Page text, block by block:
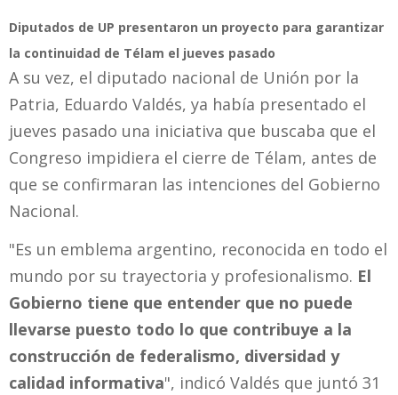
Diputados de UP presentaron un proyecto para garantizar
la continuidad de Télam el jueves pasado
A su vez, el diputado nacional de Unión por la
Patria, Eduardo Valdés, ya había presentado el
jueves pasado una iniciativa que buscaba que el
Congreso impidiera el cierre de Télam, antes de
que se confirmaran las intenciones del Gobierno
Nacional.
"Es un emblema argentino, reconocida en todo el
mundo por su trayectoria y profesionalismo. El
Gobierno tiene que entender que no puede
llevarse puesto todo lo que contribuye a la
construcción de federalismo, diversidad y
calidad informativa", indicó Valdés que juntó 31